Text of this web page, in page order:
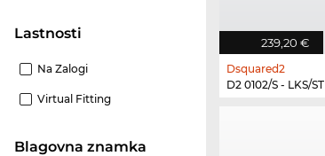
Lastnosti
Na Zalogi
Virtual Fitting
Blagovna znamka
239,20 €
Dsquared2
D2 0102/S - LKS/ST